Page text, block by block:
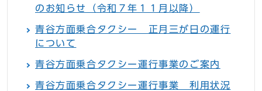
のお知らせ（令和７年１１月以降）
青谷方面乗合タクシー 正月三が日の運行
について
青谷方面乗合タクシー運行事業のご案内
青谷方面乗合タクシー運行事業 利用状況